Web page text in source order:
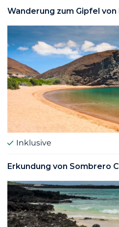
Wanderung zum Gipfel
Inklusive
Erkundung von Sombrero